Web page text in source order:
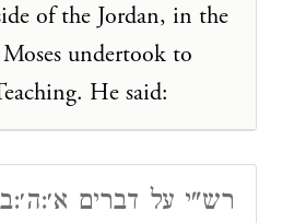
of the Jordan, in the
undertook to
He said:
רש"י על דברים